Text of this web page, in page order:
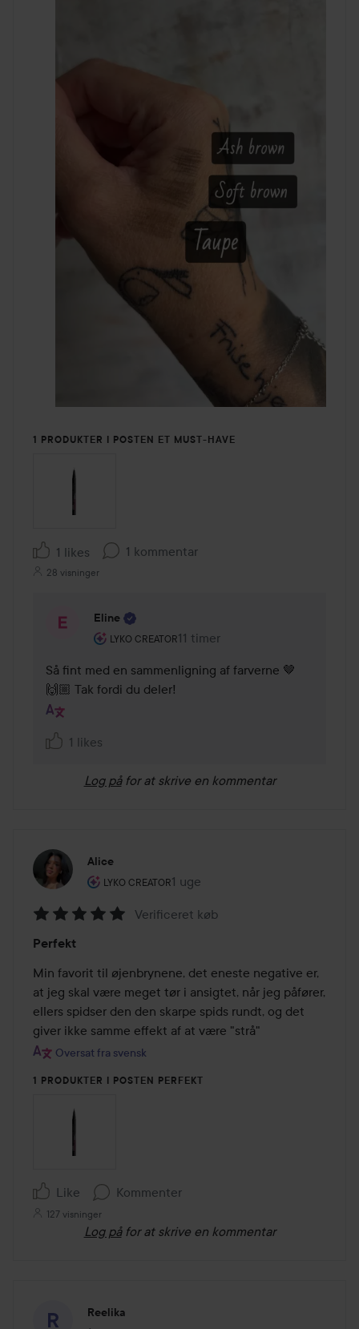
1 PRODUKTER I POSTEN ET MUST-HAVE
1 likes 1 kommentar
28 visninger
Eline
LYKO CREATOR
Brugerens rolle: Lyko Creator.
11 timer
Kommentaren lades 11 timer
Så fint med en sammenligning af farverne 🤎
🙌🏼 Tak fordi du deler!
1 likes
Log på for at skrive en kommentar
Alice
LYKO CREATOR
Brugerens rolle: Lyko Creator.
1 uge
Posten blev oprettet 1 uge
5
ud
af
5
Verificeret køb
Perfekt
Min favorit til øjenbrynene, det eneste negative er,
at jeg skal være meget tør i ansigtet, når jeg påfører,
ellers spidser den den skarpe spids rundt, og det
giver ikke samme effekt af at være "strå"
Oversat fra svensk
1 PRODUKTER I POSTEN PERFEKT
Like Kommenter
127 visninger
Log på for at skrive en kommentar
Reelika